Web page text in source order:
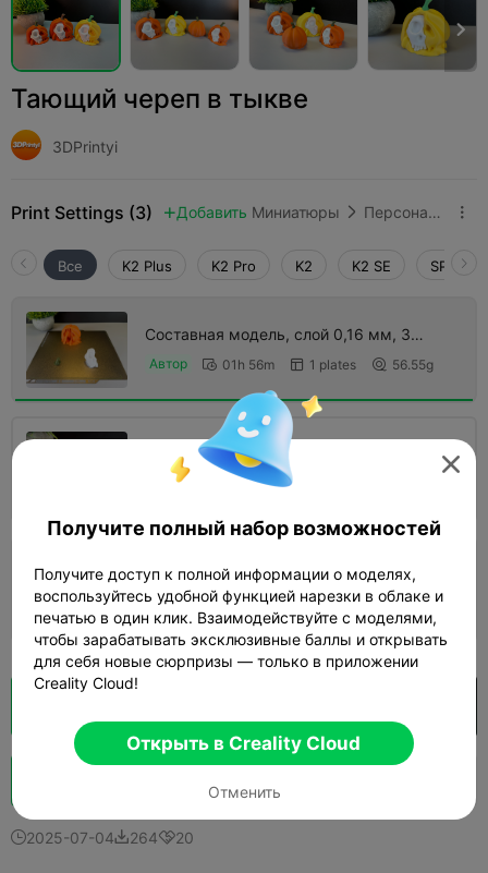

Тающий череп в тыкве
3DPrintyi
Print Settings (3)  Добавить Миниатюры  Персонажи и существа 
Все K2 Plus K2 Pro K2 K2 SE SPARKX
Составная модель, слой 0,16 мм, 3
Автор  01h 56m  1 plates  56.55g
Многоцветная 3 цвета, слой 0,16 мм, 3
периметра, заполнение 15%
Автор 07h 58m 
Слой 0,2 мм, 2 периметра, заполнение
15%
 01h 55m  1 plates  71.39g
2025-07-0426420

Получите полный набор возможностей
Получите доступ к полной информации о моделях,
воспользуйтесь удобной функцией нарезки в облаке и
печатью в один клик. Взаимодействуйте с моделями,
чтобы зарабатывать эксклюзивные баллы и открывать
для себя новые сюрпризы — только в приложении
Creality Cloud!
Открыть в Creality Cloud
Отменить